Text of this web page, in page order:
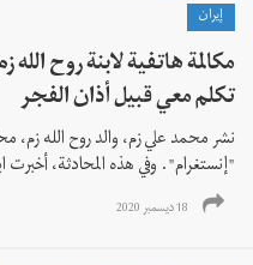
إيران
مكالمة هاتفية لابنة روح
تكلم معي قبيل أذان الفجر
نشر محمد علي زم، والد روح الله زم،
"إنستغرام". وفي هذه المحادثة،
18 ديسمبر 2020